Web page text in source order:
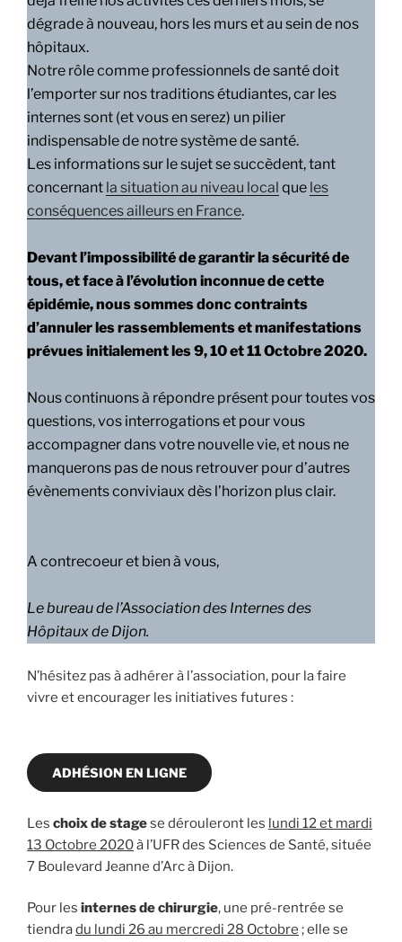
dégrade à nouveau, hors les murs et au sein de nos
hôpitaux.
Notre rôle comme professionnels de santé doit
l’emporter sur nos traditions étudiantes, car les
internes sont (et vous en serez) un pilier
indispensable de notre système de santé.
Les informations sur le sujet se succèdent, tant
concernant la situation au niveau local que les
conséquences ailleurs en France.
Devant l’impossibilité de garantir la sécurité de
tous, et face à l’évolution inconnue de cette
épidémie, nous sommes donc contraints
d’annuler les rassemblements et manifestations
prévues initialement les 9, 10 et 11 Octobre 2020.
Nous continuons à répondre présent pour toutes vos
questions, vos interrogations et pour vous
accompagner dans votre nouvelle vie, et nous ne
manquerons pas de nous retrouver pour d’autres
évènements conviviaux dès l’horizon plus clair.
A contrecoeur et bien à vous,
Le bureau de l’Association des Internes des
Hôpitaux de Dijon.
N’hésitez pas à adhérer à l’association, pour la faire
vivre et encourager les initiatives futures :
ADHÉSION EN LIGNE
Les choix de stagese dérouleront les lundi 12 et mardi
13 Octobre 2020à l’UFR des Sciences de Santé, située
7 Boulevard Jeanne d’Arc à Dijon.
Pour les internes de chirurgie, une pré-rentrée se
tiendradu lundi 26 au mercredi 28 Octobre ; elle se